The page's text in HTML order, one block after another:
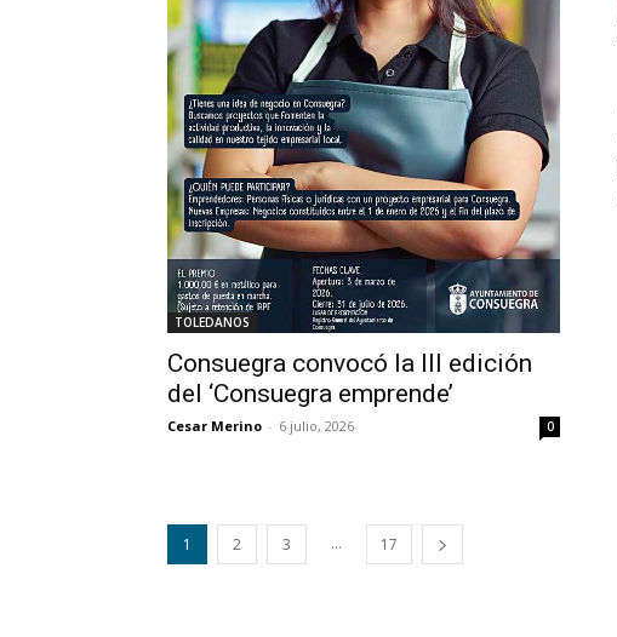
TOLEDANOS
Consuegra convocó la III edición
del ‘Consuegra emprende’
Cesar Merino - 6 julio, 2026 0
1 2 3 ... 17